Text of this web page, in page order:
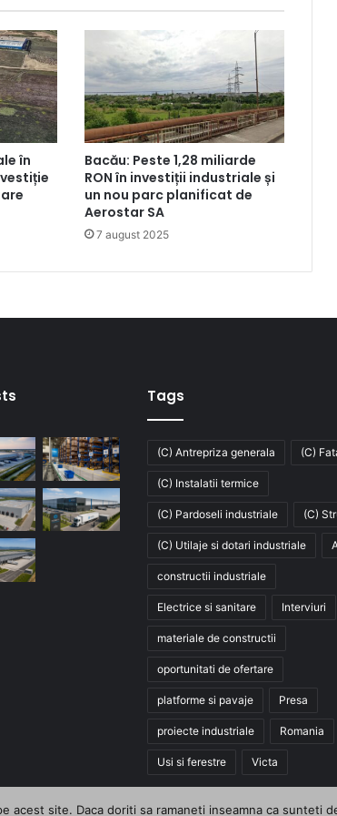
în
Bacău: Peste 1,28 miliarde
RON în investiții industriale și
un nou parc planificat de
Aerostar SA
7 august 2025
Tags
(C) Antrepriza generala (C)
(C) Instalatii termice
(C) Pardoseli industriale (C)
(C) Utilaje si dotari industriale
constructii industriale
Electrice si sanitare Interviuri
materiale de constructii
oportunitati de ofertare
platforme si pavaje Presa
proiecte industriale Romania
Usi si ferestre Victa
acest site. Daca doriti sa ramaneti inseamna ca sunteti